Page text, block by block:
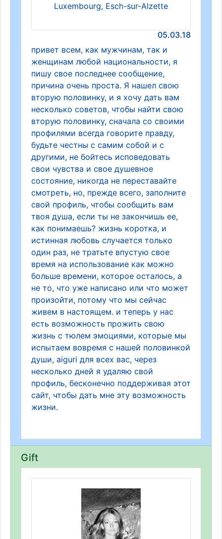
Luxembourg, Esch-sur-Alzette
05.03.18
привет всем, как мужчинам, так и
женщинам любой национальности, я
пишу свое последнее сообщение,
причина очень проста. Я нашел свою
вторую половинку, и я хочу дать вам
несколько советов, чтобы найти свою
вторую половинку, сначала со своими
профилями всегда говорите правду,
будьте честны с самим собой и с
другими, не бойтесь исповедовать
свои чувства и свое душевное
состояние, никогда не переставайте
смотреть, но, прежде всего, заполните
свой профиль, чтобы сообщить вам
твоя душа, если ты не закончишь ее,
как понимаешь? жизнь коротка, и
истинная любовь случается только
один раз, не тратьте впустую свое
время на использование как можно
больше времени, которое осталось, а
не то, что уже написано или что может
произойти, потому что мы сейчас
живем в настоящем. и теперь у нас
есть возможность прожить свою
жизнь с тюлем эмоциями, которые мы
испытаем вовремя с нашей половинкой
души, aiguri для всех вас, через
несколько дней я удаляю свой
профиль, бесконечно поддерживая этот
сайт, чтобы дать мне эту возможность
жизни.
Gift